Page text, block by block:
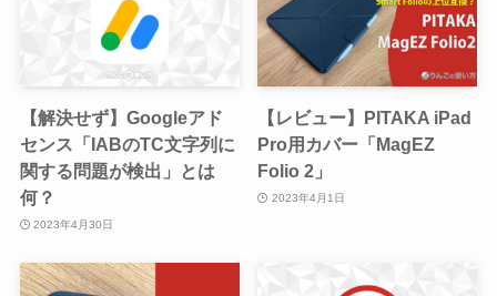
【解決せず】Googleアド
センス「IABのTC文字列に
関する問題が検出」とは
何？
2023年4月30日
【レビュー】PITAKA iPad
Pro用カバー「MagEZ
Folio 2」
2023年4月1日